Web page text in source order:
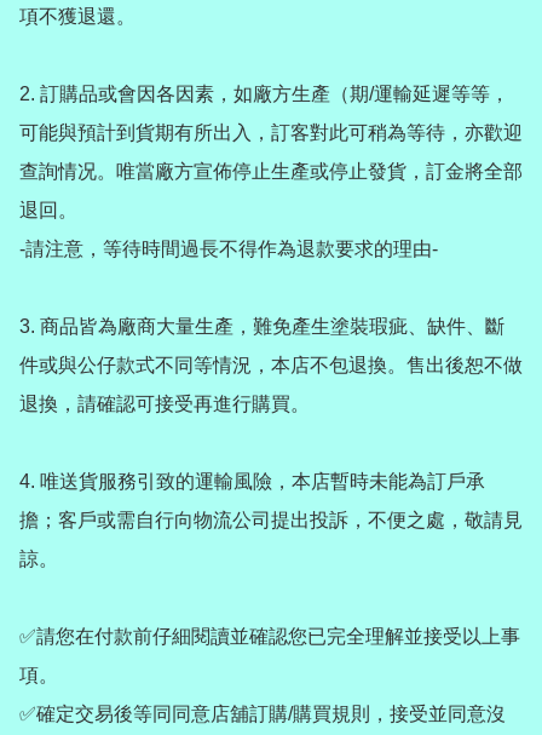
項不獲退還。
2️. 訂購品或會因各因素，如廠方生產（期/運輸延遲等等，
可能與預計到貨期有所出入，訂客對此可稍為等待，亦歡迎
查詢情况。唯當廠方宣佈停止生產或停止發貨，訂金將全部
退回。
-請注意，等待時間過長不得作為退款要求的理由-
3️. 商品皆為廠商大量生產，難免產生塗裝瑕疵、缺件、斷
件或與公仔款式不同等情況，本店不包退換。售出後恕不做
退換，請確認可接受再進行購買。
4️. 唯送貨服務引致的運輸風險，本店暫時未能為訂戶承
擔；客戶或需自行向物流公司提出投訴，不便之處，敬請見
諒。
✅請您在付款前仔細閱讀並確認您已完全理解並接受以上事
項。
✅確定交易後等同同意店舖訂購/購買規則，接受並同意沒